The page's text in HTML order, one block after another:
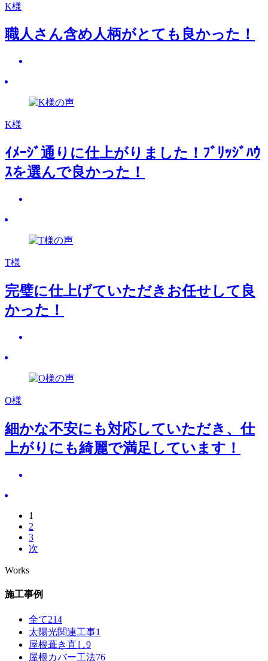
K様
職人さん含め人柄がとても良かった！
K様
ｲﾒｰｼﾞ通りに仕上がりました！ﾌﾞﾘｯｼﾞﾊｳ
ｽを選んで良かった！
T様
完璧に仕上げていただきお任せして良
かった！
O様
細かな不安にも対応していただき、仕
上がりにも綺麗で満足しています！
1
2
3
次
Works
施工事例
全て214
太陽光関連工事1
屋根葺き直し9
屋根カバー工法76